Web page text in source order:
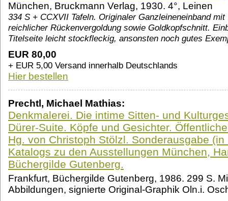
München, Bruckmann Verlag, 1930. 4°, Leinen
334 S + CCXVII Tafeln. Originaler Ganzleineneinband
reichlicher Rückenvergoldung sowie Goldkopfschnitt.
Titelseite leicht stockfleckig, ansonsten noch gutes
EUR 80,00
+ EUR 5,00 Versand innerhalb Deutschlands
Hier bestellen
Prechtl, Michael Mathias:
Denkmalerei. Die intime Sitten- und
Dürer-Suite. Köpfe und Gesichter.
Hg. von Christoph Stölzl. Sonderausgabe
Katalogs zu den Ausstellungen München,
Büchergilde Gutenberg.
Frankfurt, Büchergilde Gutenberg, 1986. 299 S.
Abbildungen, signierte Original-Graphik Oln.i.